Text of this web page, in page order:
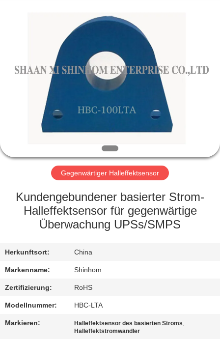
PRODUKTE
VIDEOS
ÜBER
UNS
WERKSBESICHTIGUNG
QUALITÄTSKONTROLLE
KONTAKTIEREN
SIE
UNS
NEUIGKEITEN
Gegenwärtiger Halleffektsensor
Kundengebundener basierter Strom-
Halleffektsensor für gegenwärtige
Überwachung UPSs/SMPS
Herkunftsort: China
Markenname: Shinhom
Zertifizierung: RoHS
Modellnummer: HBC-LTA
Markieren: Halleffektsensor des basierten Stroms,
Halleffektstromwandler